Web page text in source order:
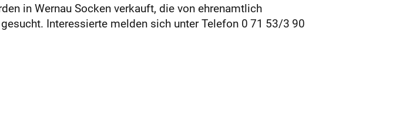
in Wernau Socken verkauft, die von ehrenamtlich
Interessierte melden sich unter Telefon 0 71 53/3 90